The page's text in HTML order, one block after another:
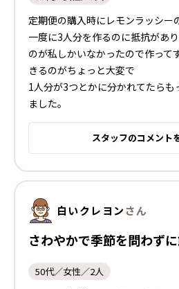
定期便の購入時にレモンラッシー
一度に3人分を作るのに抵抗があ
のが私しかいなかったので作って
きるのがちょっと大変で
1人分が3つとかに分かれてたら
ました。
スタッフのコメント
白いクレヨンさん
さわやかで季節を問わず
50代／女性／2人